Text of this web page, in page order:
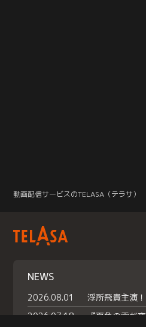
動画配信サービスのTELASA（テラサ）
NEWS
2026.08.01
2026.07.18